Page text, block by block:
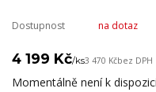
Dostupnost na dotaz
4 199 Kč/ks3 470 Kčbez DPH
Momentálně není k dispozici